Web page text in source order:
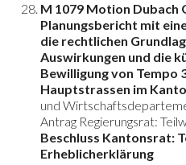
M 1079 Motion Dubach
Planungsbericht mit
die rechtlichen
Auswirkungen und die
Bewilligung von Tempo
Hauptstrassen im
und
Antrag Regierungsrat:
Beschluss Kantonsrat:
Erheblicherklärung